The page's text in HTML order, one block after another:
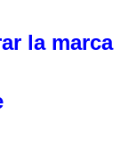
la marca